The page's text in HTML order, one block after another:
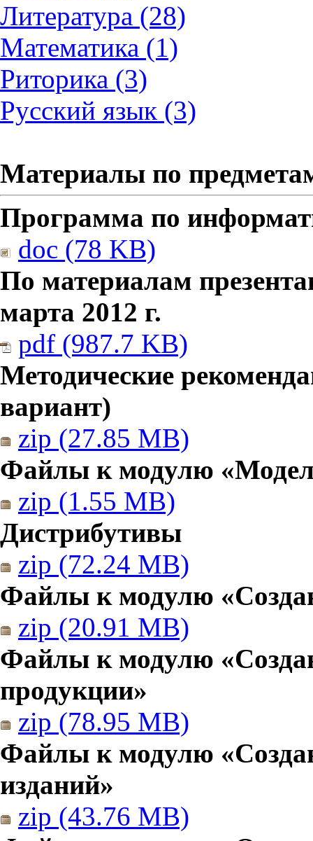
Литература (28)
Математика (1)
Риторика (3)
Русский язык (3)
Материалы по
Программа по
doc (78 KB)
По материалам
марта 2012 г.
pdf (987.7 KB)
Методические
вариант)
zip (27.85 MB)
Файлы к модулю
zip (1.55 MB)
Дистрибутивы
zip (72.24 MB)
Файлы к модулю
zip (20.91 MB)
Файлы к модулю
продукции»
zip (78.95 MB)
Файлы к модулю
изданий»
zip (43.76 MB)